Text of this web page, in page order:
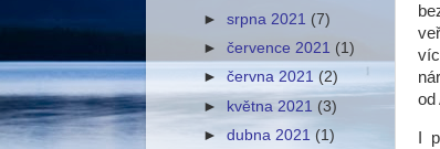
od
I
►srpna 2021 (7)
►července 2021 (1)
►června 2021(2)
► května 2021 (3)
►dubna 2021 (1)